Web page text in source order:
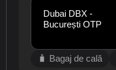
Dubai DBX -
București OTP
🧳 Bagaj de cală